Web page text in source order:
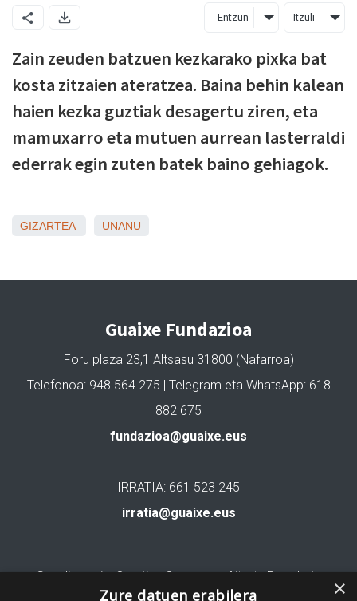
Entzun Itzuli
Zain zeuden batzuen kezkarako pixka bat
kosta zitzaien ateratzea. Baina behin kalean
haien kezka guztiak desagertu ziren, eta
mamuxarro eta mutuen aurrean lasterraldi
ederrak egin zuten batek baino gehiagok.
GIZARTEA UNANU
Guaixe Fundazioa
Foru plaza 23,1 Altsasu 31800 (Nafarroa)
Telefonoa: 948 564 275 | Telegram eta WhatsApp: 618
882 675
fundazioa@guaixe.eus
IRRATIA: 661 523 245
irratia@guaixe.eus
Gure lizentzia: Creative Commons Aitortu Partekatu ×
Zure datuen erabilera